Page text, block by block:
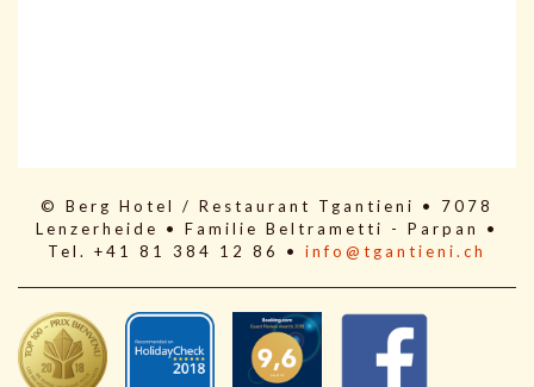
© Berg Hotel / Restaurant Tgantieni • 7078
Lenzerheide • Familie Beltrametti - Parpan •
Tel. +41 81 384 12 86 • info@tgantieni.ch